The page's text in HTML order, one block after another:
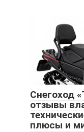
Снегоход
отзывы
плюсы и